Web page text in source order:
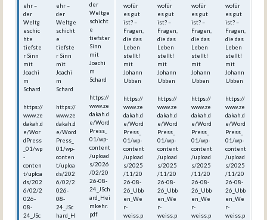
ehr –
der
Weltg
eschic
hte
tiefste
r Sinn
mit
Joachi
m
Schard
https://
www.ze
dakah.d
e/Wor
dPress
_01/wp
-
conten
t/uploa
ds/202
6/02/2
026-
08-
24_JSc
ehr –
der
Weltge
schicht
e
tiefste
r Sinn
mit
Joachi
m
Schard
https://
www.ze
dakah.d
e/Word
Press_
01/wp-
conten
t/uploa
ds/202
6/02/2
026-
08-
24_JSc
hard_H
der
Weltge
schicht
e
tiefster
Sinn
mit
Joachi
m
Schard
https://
www.ze
dakah.d
e/Word
Press_
01/wp-
content
/upload
s/2026
/02/20
26-08-
24_JSch
ard_Hei
mkehr.
pdf
wofür
es gut
ist? –
Fragen,
die das
Leben
stellt!
mit
Johann
Ubben
https://
www.ze
dakah.d
e/Word
Press_
01/wp-
content
/upload
s/2025
/11/20
26-08-
26_Ubb
en_We
r-
weiss.p
wofür
es gut
ist? –
Fragen,
die das
Leben
stellt!
mit
Johann
Ubben
https://
www.ze
dakah.d
e/Word
Press_
01/wp-
content
/upload
s/2025
/11/20
26-08-
26_Ubb
en_We
r-
weiss.p
wofür
es gut
ist? –
Fragen,
die das
Leben
stellt!
mit
Johann
Ubben
https://
www.ze
dakah.d
e/Word
Press_
01/wp-
content
/upload
s/2025
/11/20
26-08-
26_Ubb
en_We
r-
weiss.p
wofür
es gut
ist? –
Fragen,
die das
Leben
stellt!
mit
Johann
Ubben
https://
www.ze
dakah.d
e/Word
Press_
01/wp-
content
/upload
s/2025
/11/20
26-08-
26_Ubb
en_We
r-
weiss.p